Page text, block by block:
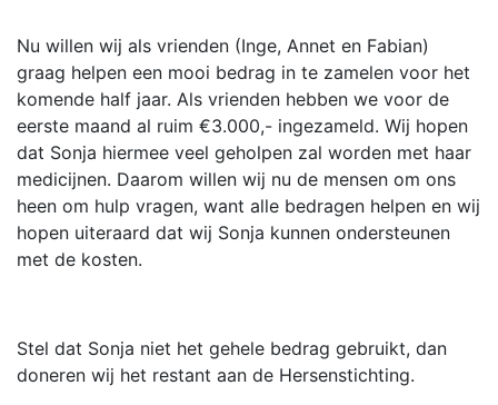
Nu willen wij als vrienden (Inge, Annet en Fabian)
graag helpen een mooi bedrag in te zamelen voor het
komende half jaar. Als vrienden hebben we voor de
eerste maand al ruim €3.000,- ingezameld. Wij hopen
dat Sonja hiermee veel geholpen zal worden met haar
medicijnen. Daarom willen wij nu de mensen om ons
heen om hulp vragen, want alle bedragen helpen en wij
hopen uiteraard dat wij Sonja kunnen ondersteunen
met de kosten.
Stel dat Sonja niet het gehele bedrag gebruikt, dan
doneren wij het restant aan de Hersenstichting.